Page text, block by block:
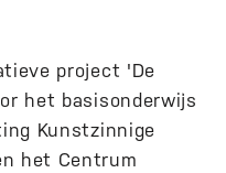
project 'De
het basisonderwijs
Kunstzinnige
het Centrum